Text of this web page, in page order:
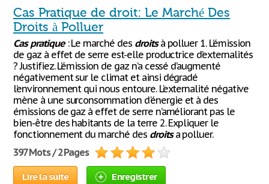
Cas Pratique de droit: Le Marché Des
Droits à Polluer
Cas pratique: Le marché des droitsà polluer 1. L’émission
de gaz à effet de serre est-elle productrice d’externalités
? Justifiez. L’émission de gaz n’a cessé d’augmenté
négativement sur le climat et ainsi dégradé
l’environnement qui nous entoure. L’externalité négative
mène à une surconsommation d'énergie et à des
émissions de gaz à effet de serre n’améliorant pas le
bien-être des habitants de la terre 2. Expliquer le
fonctionnement du marché des droitsa polluer.
397 Mots / 2 Pages
Lire la suite Enregistrer